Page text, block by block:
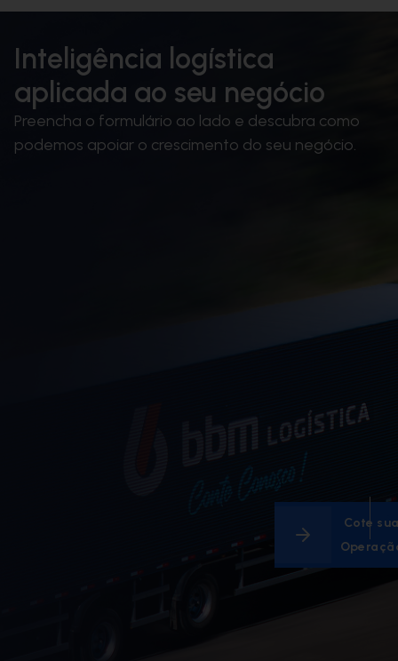
Inteligência logística
aplicada ao seu negócio
Preencha o formulário ao lado e descubra como
podemos apoiar o crescimento do seu negócio.
Cote